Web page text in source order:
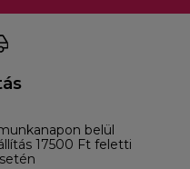
belül
17500 Ft feletti